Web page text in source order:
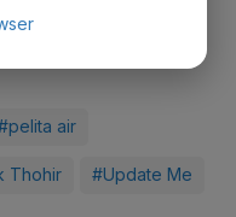
air
Thohir #Update Me